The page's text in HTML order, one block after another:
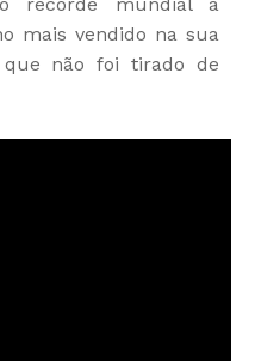
mais vendido na sua
não foi tirado de